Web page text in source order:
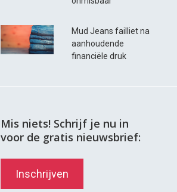
Mud Jeans failliet na
aanhoudende
financiële druk
Mis niets! Schrijf je nu in
voor de gratis nieuwsbrief:
Inschrijven